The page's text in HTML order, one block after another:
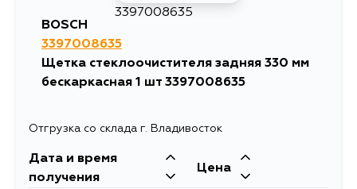
BOSCH
3397008635
Щетка стеклоочистителя задняя 330 мм
бескаркасная 1 шт 3397008635
Отгрузка со склада г. Владивосток
Дата и время
получения
Цена